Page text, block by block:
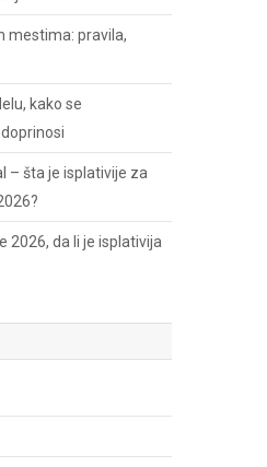
mestima: pravila,
kako se
– šta je isplativije za
2026, da li je isplativija